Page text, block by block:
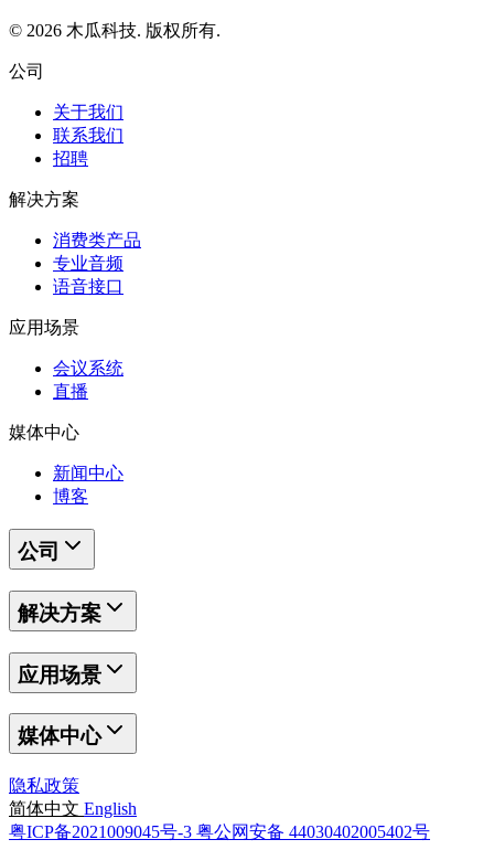
© 2026 木瓜科技. 版权所有.
公司
关于我们
联系我们
招聘
解决方案
消费类产品
专业音频
语音接口
应用场景
会议系统
直播
媒体中心
新闻中心
博客
公司
解决方案
应用场景
媒体中心
隐私政策
简体中文 English
粤ICP备2021009045号-3 粤公网安备 44030402005402号